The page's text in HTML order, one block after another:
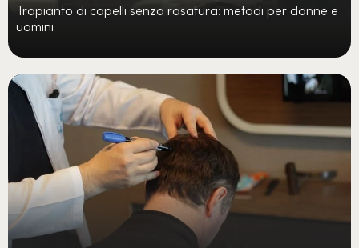
Trapianto di capelli senza rasatura: metodi per donne e
uomini